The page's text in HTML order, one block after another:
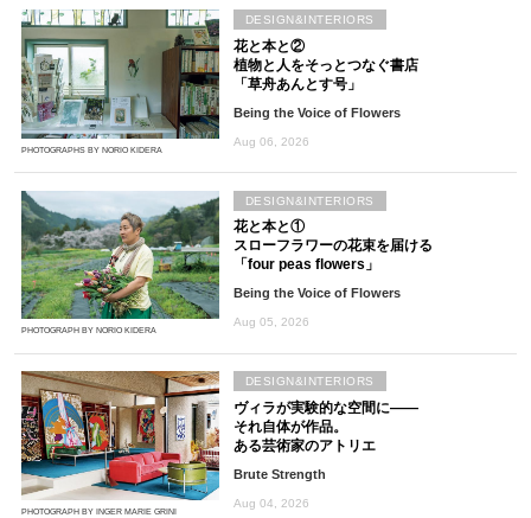
PHOTOGRAPHS BY NORIO KIDERA
花と本と②
植物と人をそっとつなぐ書店
「草舟あんとす号」
Being the Voice of Flowers
Aug 06, 2026
DESIGN&INTERIORS
PHOTOGRAPH BY NORIO KIDERA
花と本と①
スローフラワーの花束を届ける
「four peas flowers」
Being the Voice of Flowers
Aug 05, 2026
DESIGN&INTERIORS
PHOTOGRAPH BY INGER MARIE GRINI
ヴィラが実験的な空間に――
それ自体が作品。
ある芸術家のアトリエ
Brute Strength
Aug 04, 2026
DESIGN&INTERIORS